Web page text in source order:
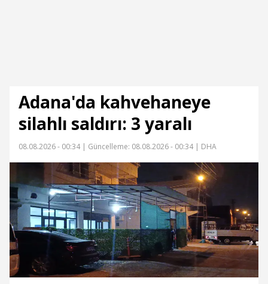
Adana'da kahvehaneye
silahlı saldırı: 3 yaralı
08.08.2026 - 00:34 | Güncelleme: 08.08.2026 - 00:34 | DHA